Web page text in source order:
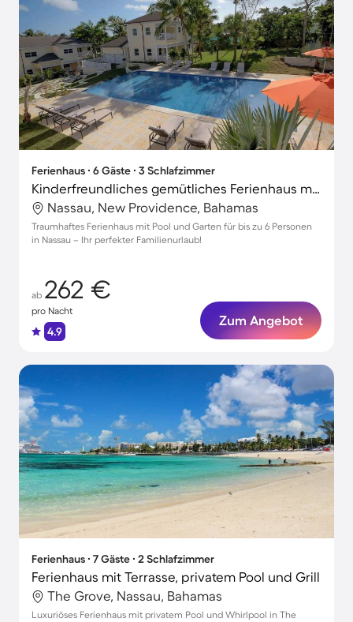
Ferienhaus ∙ 6 Gäste ∙ 3 Schlafzimmer
Kinderfreundliches gemütliches Ferienhaus mit Pool, Garten und Grill | Ideal für Homeoffice
Nassau, New Providence, Bahamas
Traumhaftes Ferienhaus mit Pool und Garten für bis zu 6 Personen
in Nassau – Ihr perfekter Familienurlaub!
ab 262 €
pro Nacht
4.9
Zum Angebot
Ferienhaus ∙ 7 Gäste ∙ 2 Schlafzimmer
Ferienhaus mit Terrasse, privatem Pool und Grill
The Grove, Nassau, Bahamas
Luxuriöses Ferienhaus mit privatem Pool und Whirlpool in The